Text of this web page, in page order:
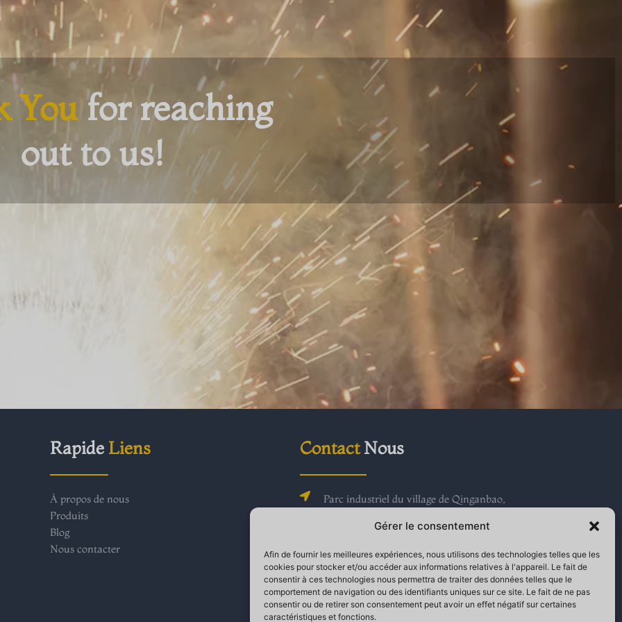
Gérer le consentement
Afin de fournir les meilleures expériences, nous utilisons des technologies telles que les
cookies pour stocker et/ou accéder aux informations relatives à l'appareil. Le fait de
consentir à ces technologies nous permettra de traiter des données telles que le
comportement de navigation ou des identifiants uniques sur ce site. Le fait de ne pas
consentir ou de retirer son consentement peut avoir un effet négatif sur certaines
caractéristiques et fonctions.
Youfor reaching
out to us!
Rapide Liens
À propos de nous
Produits
Blog
Nous contacter
ContactNous
Parc industriel du village de Qinganbao,
haute technologie de Banjo, province de
Shaanxi
+86 18691750718
+86-9173817017
sales@geerwork.com
Jessie Young